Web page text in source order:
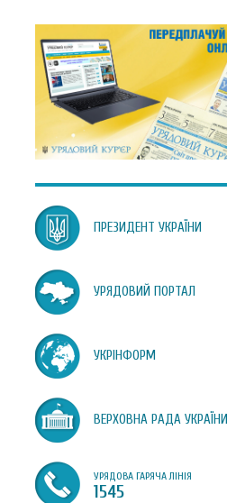
ПРЕЗИДЕНТ УКРАЇНИ
УРЯДОВИЙ ПОРТАЛ
УКРІНФОРМ
ВЕРХОВНА РАДА УКРАЇНИ
УРЯДОВА ГАРЯЧА ЛІНІЯ
1545